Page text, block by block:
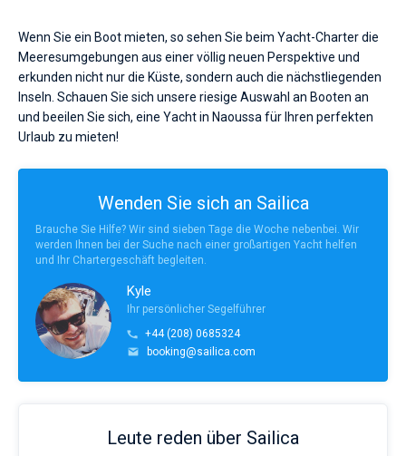
Wenn Sie ein Boot mieten, so sehen Sie beim Yacht-Charter die
Meeresumgebungen aus einer völlig neuen Perspektive und
erkunden nicht nur die Küste, sondern auch die nächstliegenden
Inseln. Schauen Sie sich unsere riesige Auswahl an Booten an
und beeilen Sie sich, eine Yacht in Naoussa für Ihren perfekten
Urlaub zu mieten!
Wenden Sie sich an Sailica
Brauche Sie Hilfe? Wir sind sieben Tage die Woche nebenbei. Wir
werden Ihnen bei der Suche nach einer großartigen Yacht helfen
und Ihr Chartergeschäft begleiten.
Kyle
Ihr persönlicher Segelführer
+44 (208) 0685324
booking@sailica.com
Leute reden über Sailica